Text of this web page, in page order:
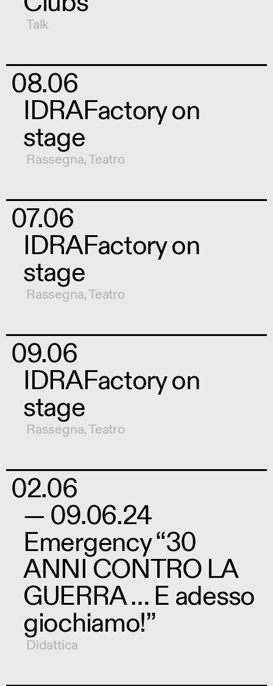
Talk
08.06
IDRAFactory on
stage
Rassegna,Teatro
07.06
IDRAFactory on
stage
Rassegna,Teatro
09.06
IDRAFactory on
stage
Rassegna,Teatro
02.06
— 09.06.24
Emergency “30
ANNI CONTRO LA
GUERRA … E adesso
giochiamo!”
Didattica